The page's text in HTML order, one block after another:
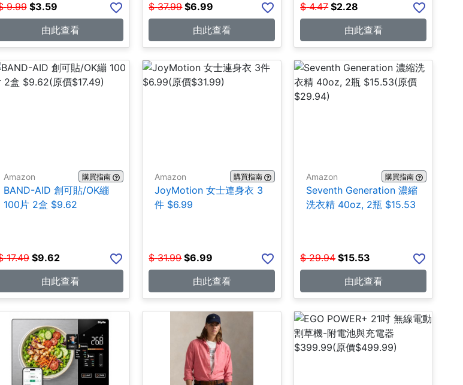
9.99 $3.59
由此查看
$ 37.99 $6.99
由此查看
$ 4.47 $2.28
由此查看
Amazon 購買指南
BAND-AID 創可貼/OK繃
100片 2盒 $9.62
17.49 $9.62
由此查看
Amazon 購買指南
JoyMotion 女士連身衣 3
件 $6.99
$ 31.99 $6.99
由此查看
Amazon 購買指南
Seventh Generation 濃縮
洗衣精 40oz, 2瓶 $15.53
$ 29.94 $15.53
由此查看